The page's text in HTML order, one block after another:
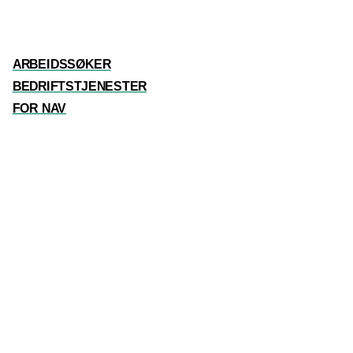
ARBEIDSSØKER
BEDRIFTSTJENESTER
FOR NAV